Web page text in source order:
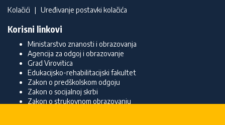
Kolačići | Uređivanje postavki kolačića
Korisni linkovi
Ministarstvo znanosti i obrazovanja
Agencija za odgoj i obrazovanje
Grad Virovitica
Edukacijsko-rehabilitacijski fakultet
Zakon o predškolskom odgoju
Zakon o socijalnoj skrbi
Zakon o strukovnom obrazovanju